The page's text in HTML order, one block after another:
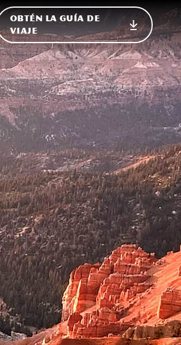
OBTÉN LA GUÍA DE
VIAJE